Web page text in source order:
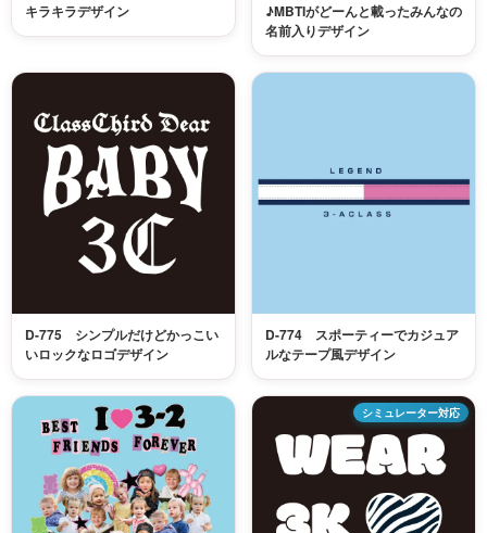
キラキラデザイン
♪MBTIがどーんと載ったみんなの
名前入りデザイン
D-775 シンプルだけどかっこい
いロックなロゴデザイン
D-774 スポーティーでカジュア
ルなテープ風デザイン
シミュレーター対応